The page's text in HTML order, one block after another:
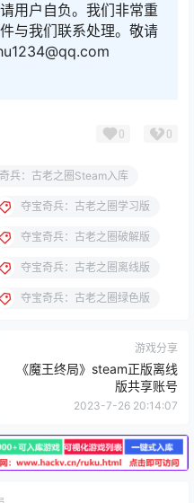
用户自负。我们非常重
与我们联系处理。敬请
0 0
兵：古老之圈Steam入库
夺宝奇兵：古老之圈学习版
夺宝奇兵：古老之圈破解版
夺宝奇兵：古老之圈离线版
夺宝奇兵：古老之圈绿色版
游戏分享
《魔王终局》steam正版离线
版共享账号
2023-7-26 20:14:07